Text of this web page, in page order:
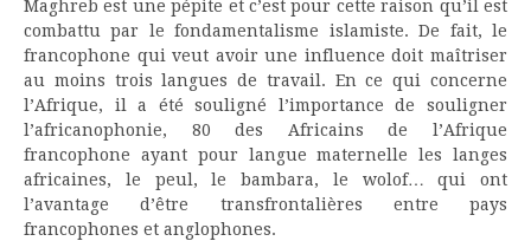
Maghreb est une pépite et c’est pour cette raison qu’il est
combattu par le fondamentalisme islamiste. De fait, le
francophone qui veut avoir une influence doit maîtriser
au moins trois langues de travail. En ce qui concerne
l’Afrique, il a été souligné l’importance de souligner
l’africanophonie, 80 des Africains de l’Afrique
francophone ayant pour langue maternelle les langes
africaines, le peul, le bambara, le wolof… qui ont
l’avantage d’être transfrontalières entre pays
francophones et anglophones.